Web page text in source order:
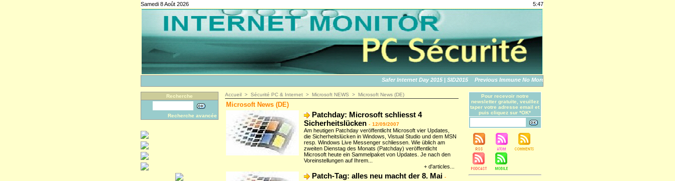
Samedi 8 Août 2026 5:47
Safer Internet Day 2015 | SID2015 Previous Immune No More: An Apple Story
Recherche
Recherche avancée
Accueil > Sécurité PC & Internet > Microsoft NEWS > Microsoft News (DE)
Microsoft News (DE)
Patchday: Microsoft schliesst 4
Sicherheitslücken - 12/09/2007
Am heutigen Patchday veröffentlicht Microsoft vier Updates,
die Sicherheitslücken in Windows, Vistual Studio und dem MSN
resp. Windows Live Messenger schliessen. Wie üblich am
zweiten Dienstag des Monats (Patchday) veröffentlicht
Microsoft heute ein Sammelpaket von Updates. Je nach den
Voreinstellungen auf Ihrem...
+ d'articles...
Patch-Tag: alles neu macht der 8. Mai -
Pour recevoir notre
newsletter gratuite, veuillez
taper votre adresse email et
puis cliquez sur *OK*